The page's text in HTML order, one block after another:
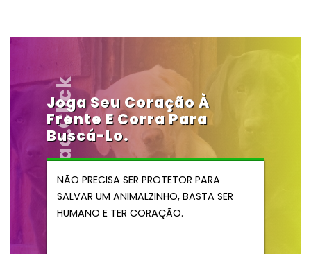
Vendocao.click
Joga Seu Coração À
Frente E Corra Para
Buscá-Lo.
NÃO PRECISA SER PROTETOR PARA
SALVAR UM ANIMALZINHO, BASTA SER
HUMANO E TER CORAÇÃO.